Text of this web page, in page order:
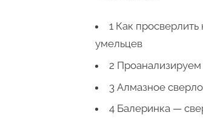
1 Как
умельцев
2
3 Алмазное
4 Балеринка —